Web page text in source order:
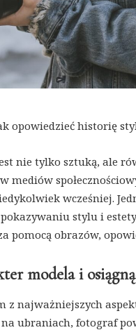
opowiedzieć historię
nie tylko sztuką, ale
mediów
wcześniej.
stylu i
pomocą obrazów,
modela i
z najważniejszych
ubraniach, fotograf